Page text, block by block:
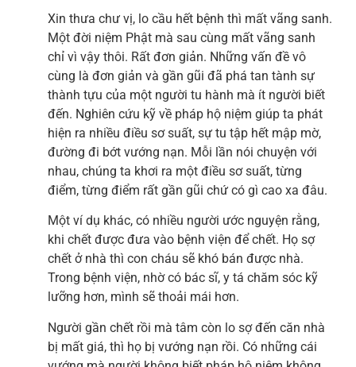
Xin thưa chư vị, lo cầu hết bệnh thì mất vãng sanh.
Một đời niệm Phật mà sau cùng mất vãng sanh
chỉ vì vậy thôi. Rất đơn giản. Những vấn đề vô
cùng là đơn giản và gần gũi đã phá tan tành sự
thành tựu của một người tu hành mà ít người biết
đến. Nghiên cứu kỹ về pháp hộ niệm giúp ta phát
hiện ra nhiều điều sơ suất, sự tu tập hết mập mờ,
đường đi bớt vướng nạn. Mỗi lần nói chuyện với
nhau, chúng ta khơi ra một điều sơ suất, từng
điểm, từng điểm rất gần gũi chứ có gì cao xa đâu.
Một ví dụ khác, có nhiều người ước nguyện rằng,
khi chết được đưa vào bệnh viện để chết. Họ sợ
chết ở nhà thì con cháu sẽ khó bán được nhà.
Trong bệnh viện, nhờ có bác sĩ, y tá chăm sóc kỹ
lưỡng hơn, mình sẽ thoải mái hơn.
Người gần chết rồi mà tâm còn lo sợ đến căn nhà
bị mất giá, thì họ bị vướng nạn rồi. Có những cái